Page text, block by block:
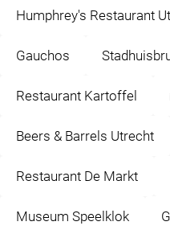
Humphrey's Restaurant
Gauchos
Restaurant Kartoffel
Beers & Barrels Utrecht
Restaurant De Markt
Museum Speelklok